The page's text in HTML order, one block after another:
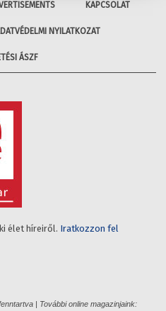
KAPCSOLAT
NYILATKOZAT
ÁSZF
élet híreiről. Iratkozzon fel
| További online magazinjaink: